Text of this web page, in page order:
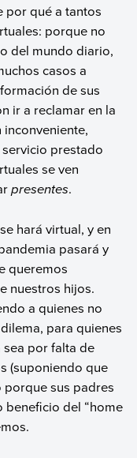
por qué a tantos
porque no
del mundo diario,
casos a
de sus
ir a reclamar en la
prestado
se ven
presentes.
hará virtual, y en
pasará y
queremos
nuestros hijos.
a quienes no
para quienes
por falta de
(suponiendo que
porque sus padres
beneficio del “home